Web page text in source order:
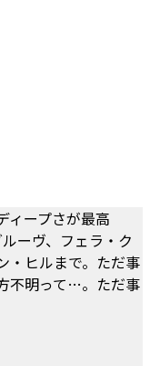
ィープさが最高
ーヴ、フェラ・ク
・ヒルまで。ただ事
不明って…。ただ事